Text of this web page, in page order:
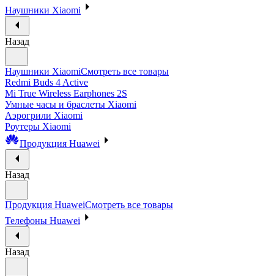
Наушники Xiaomi
Назад
Наушники XiaomiСмотреть все товары
Redmi Buds 4 Active
Mi True Wireless Earphones 2S
Умные часы и браслеты Xiaomi
Аэрогрили Xiaomi
Роутеры Xiaomi
Продукция Huawei
Назад
Продукция HuaweiСмотреть все товары
Телефоны Huawei
Назад